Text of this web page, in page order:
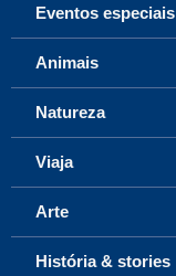
Eventos especiais
Animais
Natureza
Viaja
Arte
História & stories